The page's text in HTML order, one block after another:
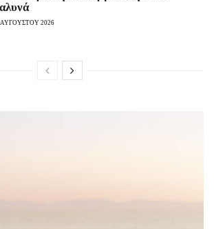
ΑΥΓΟΥΣΤΟΥ 2026